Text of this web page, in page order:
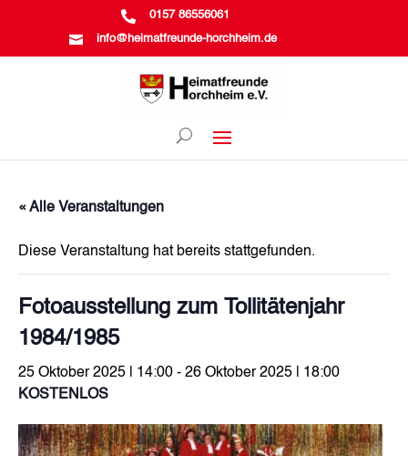
 0157 86556061
 info@heimatfreunde-horchheim.de
« Alle Veranstaltungen
Diese Veranstaltung hat bereits stattgefunden.
Fotoausstellung zum Tollitätenjahr
1984/1985
25 Oktober 2025 | 14:00 - 26 Oktober 2025 | 18:00
KOSTENLOS